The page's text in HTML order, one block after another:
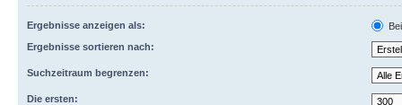
Ergebnisse anzeigen als:
Ergebnisse sortieren nach:
Suchzeitraum begrenzen:
Die ersten: